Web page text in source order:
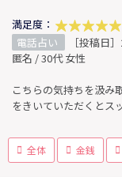
満足度：
電話占い
［投稿日
匿名 / 30代 女性
こちらの気持ちを汲み
をきいていただくとス
全体 金銭